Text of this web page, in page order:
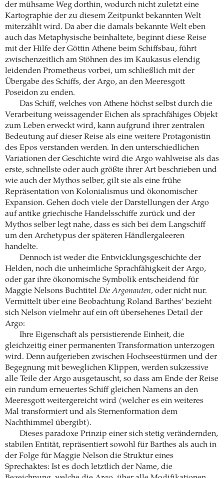
der mühsame Weg dorthin, wodurch nicht zuletzt eine
Kartographie der zu diesem Zeitpunkt bekannten Welt
miterzählt wird. Da aber die damals bekannte Welt eben
auch das Metaphysische beinhaltete, beginnt diese Reise
mit der Hilfe der Göttin Athene beim Schiffsbau, führt
zwischenzeitlich am Stöhnen des im Kaukasus elendig
leidenden Prometheus vorbei, um schließlich mit der
Übergabe des Schiffs, der Argo, an den Meeresgott
Poseidon zu enden.
Das Schiff, welches von Athene höchst selbst durch die
Verarbeitung weissagender Eichen als sprachfähiges Objekt
zum Leben erweckt wird, kann aufgrund ihrer zentralen
Bedeutung auf dieser Reise als eine weitere Protagonistin
des Epos verstanden werden. In den unterschiedlichen
Variationen der Geschichte wird die Argo wahlweise als das
erste, schnellste oder auch größte ihrer Art beschrieben und
wie auch der Mythos selber, gilt sie als eine frühe
Repräsentation von Kolonialismus und ökonomischer
Expansion. Gehen doch viele der Darstellungen der Argo
auf antike griechische Handelsschiffe zurück und der
Mythos selber legt nahe, dass es sich bei dem Langschiff
um den Archetypus der späteren Händlergaleeren
handelte.
Dennoch ist weder die Entwicklungsgeschichte der
Helden, noch die unheimliche Sprachfähigkeit der Argo,
oder gar ihre ökonomische Symbolik entscheidend für
Maggie Nelsons Buchtitel Die Argonauten, oder nicht nur.
Vermittelt über eine Beobachtung Roland Barthes’ bezieht
sich Nelson vielmehr auf ein oft übersehenes Detail der
Argo:
Ihre Eigenschaft als persistierende Einheit, die
gleichzeitig einer permanenten Transformation unterzogen
wird. Denn aufgerieben zwischen Hochseestürmen und der
Begegnung mit beweglichen Klippen, werden sukzessive
alle Teile der Argo ausgetauscht, so dass am Ende der Reise
ein rundum erneuertes Schiff gleichen Namens an den
Meeresgott weitergereicht wird (welcher es ein weiteres
Mal transformiert und als Sternenformation dem
Nachthimmel übergibt).
Dieses paradoxe Prinzip einer sich stetig verändernden,
stabilen Entität, repräsentiert sowohl für Barthes als auch in
der Folge für Maggie Nelson die Struktur eines
Sprechaktes: Ist es doch letztlich der Name, die